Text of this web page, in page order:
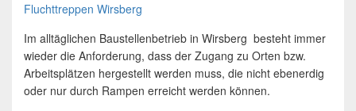
Fluchttreppen Wirsberg
Im alltäglichen Baustellenbetrieb in Wirsberg besteht immer
wieder die Anforderung, dass der Zugang zu Orten bzw.
Arbeitsplätzen hergestellt werden muss, die nicht ebenerdig
oder nur durch Rampen erreicht werden können.